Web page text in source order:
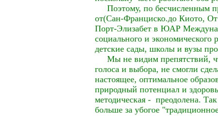
Поэтому, по бесчисленным
от(Сан-Франциско.до Киото,
Порт-Элизабет в ЮАР
социального и
детские сады, школы и вузы
Мы не видим препятствий,
голоса и выбора, не смогли
настоящее, оптимальное
природный потенциал и
методическая - преодолена.
больше за убогое